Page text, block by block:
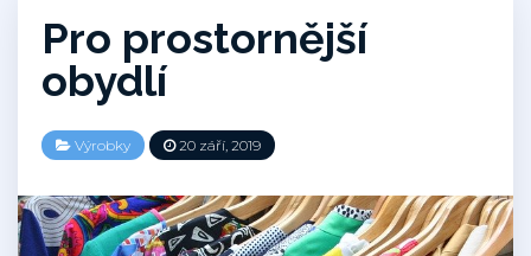
Pro prostornější
obydlí
Výrobky 20 září, 2019